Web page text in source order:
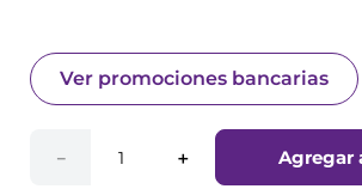
Ver promociones bancarias
＋
－ Agregar